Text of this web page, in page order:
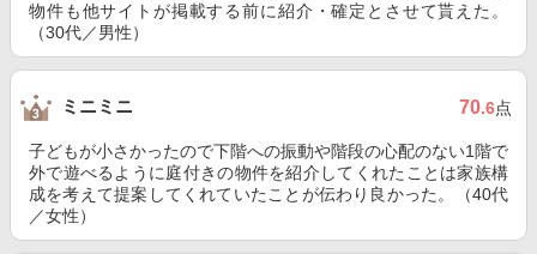
物件も他サイトが掲載する前に紹介・確定とさせて貰えた。
（30代／男性）
ミニミニ 70.6点
子どもが小さかったので下階への振動や階段の心配のない1階で
外で遊べるように庭付きの物件を紹介してくれたことは家族構
成を考えて提案してくれていたことが伝わり良かった。（40代
／女性）